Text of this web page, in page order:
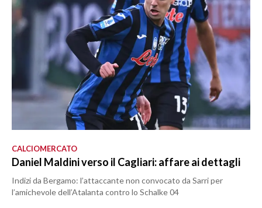
CALCIOMERCATO
Daniel Maldini verso il Cagliari: affare ai dettagli
Indizi da Bergamo: l’attaccante non convocato da Sarri per
l’amichevole dell’Atalanta contro lo Schalke 04